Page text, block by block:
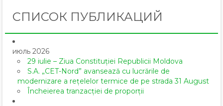
СПИСОК ПУБЛИКАЦИЙ
июль 2026
29 iulie – Ziua Constituției Republicii Moldova
S.A. „CET-Nord” avansează cu lucrările de
modernizare a rețelelor termice de pe strada 31 August
Încheierea tranzacției de proporții